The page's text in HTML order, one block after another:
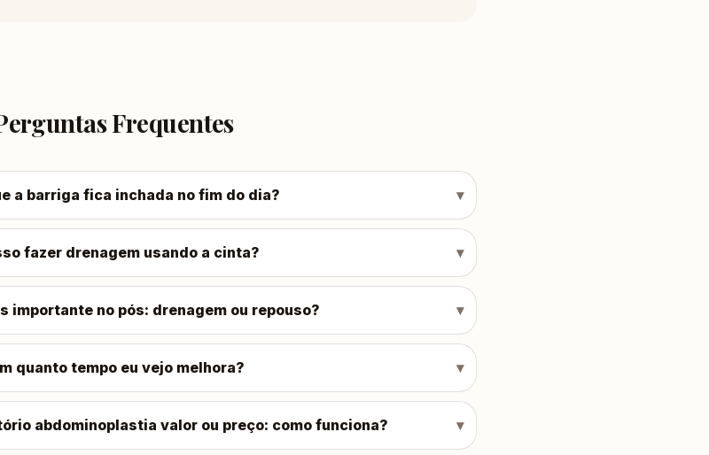
Frequentes
a barriga fica inchada no fim do dia?
fazer drenagem usando a cinta?
importante no pós: drenagem ou repouso?
quanto tempo eu vejo melhora?
abdominoplastia valor ou preço: como funciona?